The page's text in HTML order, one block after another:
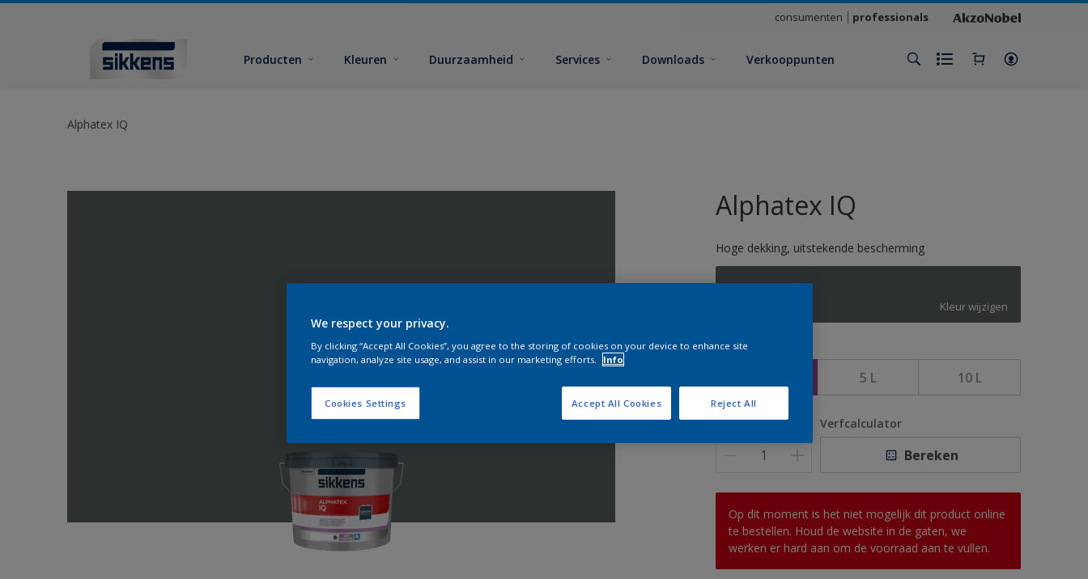
consumenten professionals
Producten Kleuren Duurzaamheid Services Downloads Verkooppunten
Alphatex IQ
Alphatex IQ
Hoge dekking, uitstekende bescherming
7012
Kleur wijzigen
Grootte
5 L 10 L
Aantal Verfcalculator
Bereken
Op dit moment is het niet mogelijk dit product online
te bestellen. Houd de website in de gaten, we
werken er hard aan om de voorraad aan te vullen.
We respect your privacy.
By clicking “Accept All Cookies”, you agree to the storing of cookies on your device to enhance site
navigation, analyze site usage, and assist in our marketing efforts.
Info
Cookies Settings Reject All
Accept All Cookies